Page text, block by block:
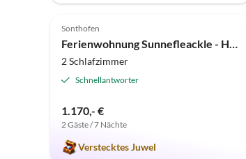
Top-Inserat
5.0 (4)
Sonthofen
Ferienwohnung Sunnefleackle - Haus Lingenhöl
2 Schlafzimmer
Schnellantworter
1.170,- €
2 Gäste / 7 Nächte
Verstecktes Juwel